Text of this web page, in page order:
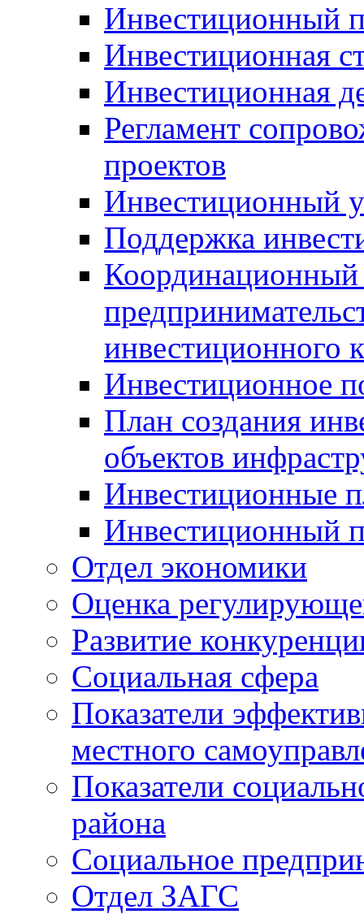
Инвестиционный
Инвестиционная
Инвестиционная
Регламент
проектов
Инвестиционный
Поддержка
Координационный
инвестиционного
Инвестиционное
План создания
объектов
Инвестиционные
Инвестиционный
Отдел экономики
Оценка
Развитие
Социальная сфера
Показатели
местного
Показатели
района
Социальное
Отдел ЗАГС